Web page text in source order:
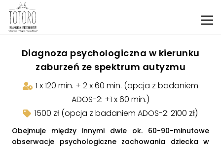
Diagnoza psychologiczna w kierunku
zaburzeń ze spektrum autyzmu
1 x 120 min. + 2 x 60 min. (opcja z badaniem
ADOS-2: +1 x 60 min.)
1500 zł (opcja z badaniem ADOS-2: 2100 zł)
Obejmuje między innymi dwie ok. 60-90-minutowe
obserwacje psychologiczne zachowania dziecka w